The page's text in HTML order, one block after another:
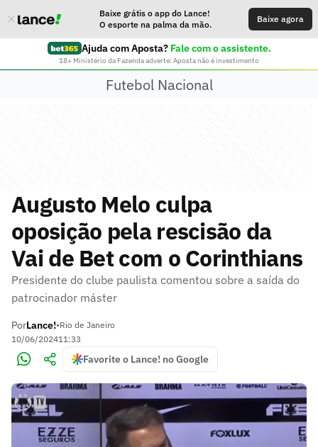
Baixe grátis o app do Lance!
O esporte na palma da mão.
Baixe agora
Ajuda com Aposta? Fale com o assistente.
18+ Ministério da Fazenda adverte: Aposta não é investimento
Futebol Nacional
Augusto Melo culpa
oposição pela rescisão da
Vai de Bet com o Corinthians
Presidente do clube paulista comentou sobre a saída do
patrocinador máster
PorLance!•Rio de Janeiro
10/06/202411:33
Favorite o Lance! no Google